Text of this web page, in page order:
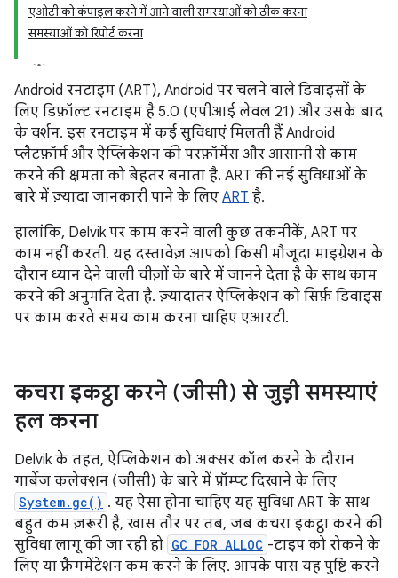
एओटी को कंपाइल करने में आने वाली समस्याओं को ठीक करना
समस्याओं को रिपोर्ट करना
Android रनटाइम (ART), Android पर चलने वाले डिवाइसों के
लिए डिफ़ॉल्ट रनटाइम है 5.0 (एपीआई लेवल 21) और उसके बाद
के वर्शन. इस रनटाइम में कई सुविधाएं मिलती हैं Android
प्लैटफ़ॉर्म और ऐप्लिकेशन की परफ़ॉर्मेंस और आसानी से काम
करने की क्षमता को बेहतर बनाता है. ART की नई सुविधाओं के
बारे में ज़्यादा जानकारी पाने के लिए ART है.
हालांकि, Delvik पर काम करने वाली कुछ तकनीकें, ART पर
काम नहीं करती. यह दस्तावेज़ आपको किसी मौजूदा माइग्रेशन के
दौरान ध्यान देने वाली चीज़ों के बारे में जानने देता है के साथ काम
करने की अनुमति देता है. ज़्यादातर ऐप्लिकेशन को सिर्फ़ डिवाइस
पर काम करते समय काम करना चाहिए एआरटी.
कचरा इकट्ठा करने (जीसी) से जुड़ी समस्याएं
हल करना
Delvik के तहत, ऐप्लिकेशन को अक्सर कॉल करने के दौरान
गार्बेज कलेक्शन (जीसी) के बारे में प्रॉम्प्ट दिखाने के लिए
System.gc() . यह ऐसा होना चाहिए यह सुविधा ART के साथ
बहुत कम ज़रूरी है, खास तौर पर तब, जब कचरा इकट्ठा करने की
सुविधा लागू की जा रही हो GC_FOR_ALLOC -टाइप को रोकने के
लिए या फ़्रैगमेंटेशन कम करने के लिए. आपके पास यह पुष्टि करने